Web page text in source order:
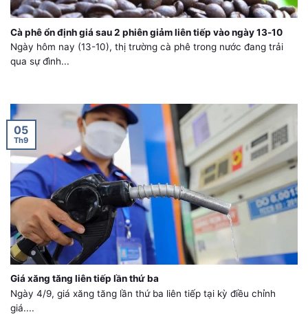
Cà phê ổn định giá sau 2 phiên giảm liên tiếp vào ngày 13-10
Ngày hôm nay (13-10), thị trường cà phê trong nước đang trải
qua sự đình...
Giá xăng tăng liên tiếp lần thứ ba
Ngày 4/9, giá xăng tăng lần thứ ba liên tiếp tại kỳ điều chỉnh
giá....
05
Th9